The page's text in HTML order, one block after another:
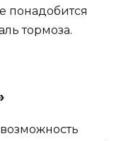
понадобится
тормоза.